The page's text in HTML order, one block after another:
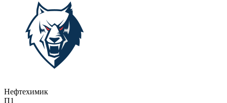
Нефтехимик
П1